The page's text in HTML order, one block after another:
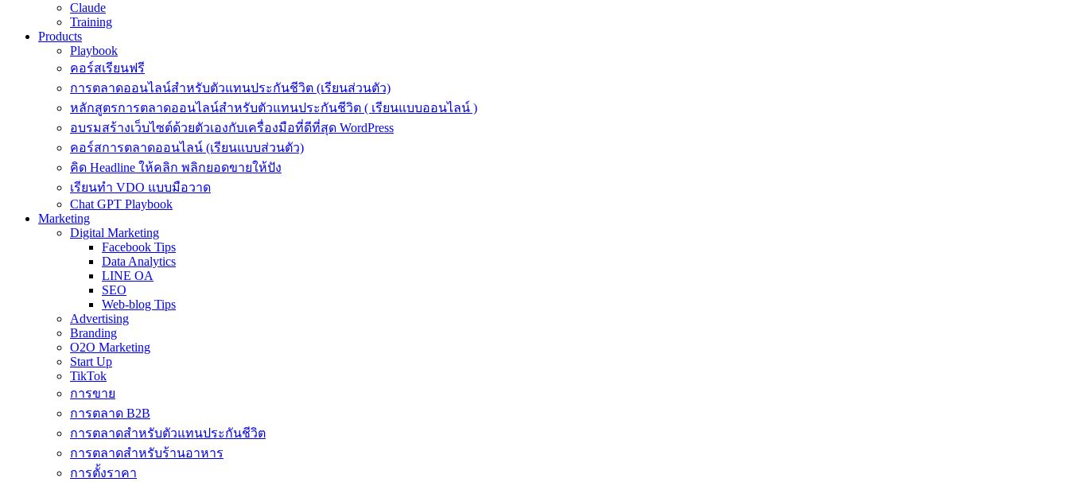
Claude
Training
Products
Playbook
คอร์สเรียนฟรี
การตลาดออนไลน์สำหรับตัวแทนประกันชีวิต (เรียนส่วนตัว)
หลักสูตรการตลาดออนไลน์สำหรับตัวแทนประกันชีวิต ( เรียนแบบออนไลน์ )
อบรมสร้างเว็บไซต์ด้วยตัวเองกับเครื่องมือที่ดีที่สุด WordPress
คอร์สการตลาดออนไลน์ (เรียนแบบส่วนตัว)
คิด Headline ให้คลิก พลิกยอดขายให้ปัง
เรียนทำ VDO แบบมือวาด
Chat GPT Playbook
Marketing
Digital Marketing
Facebook Tips
Data Analytics
LINE OA
SEO
Web-blog Tips
Advertising
Branding
O2O Marketing
Start Up
TikTok
การขาย
การตลาด B2B
การตลาดสำหรับตัวแทนประกันชีวิต
การตลาดสำหรับร้านอาหาร
การตั้งราคา